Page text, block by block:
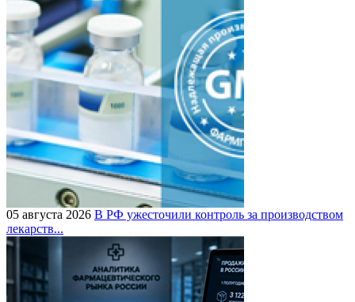
05 августа 2026 В РФ ужесточили контроль за производством
лекарств...